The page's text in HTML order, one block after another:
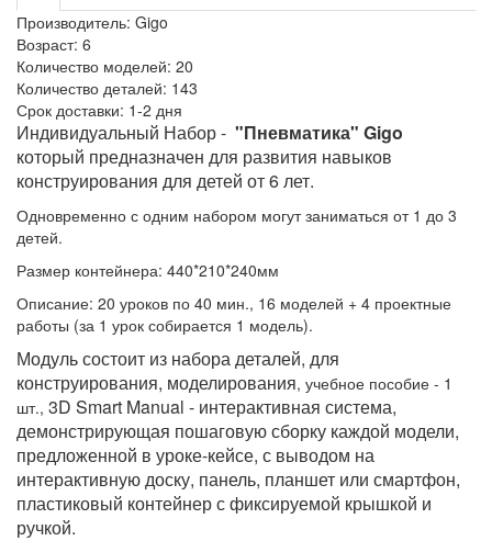
Производитель: Gigo
Возраст: 6
Количество моделей: 20
Количество деталей: 143
Срок доставки: 1-2 дня
Индивидуальный Набор - "Пневматика" Gigo
который предназначен для развития навыков
конструирования для детей от 6 лет.
Одновременно с одним набором могут заниматься от 1 до 3
детей.
Размер контейнера: 440*210*240мм
Описание: 20 уроков по 40 мин., 16 моделей + 4 проектные
работы (за 1 урок собирается 1 модель).
Модуль состоит из набора деталей, для
конструирования, моделирования, учебное пособие - 1
шт., 3D Smart Manual - интерактивная система,
демонстрирующая пошаговую сборку каждой модели,
предложенной в уроке-кейсе, с выводом на
интерактивную доску, панель, планшет или смартфон,
пластиковый контейнер с фиксируемой крышкой и
ручкой.